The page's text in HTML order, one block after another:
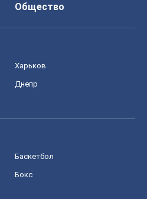
Общество
Харьков
Днепр
Баскетбол
Бокс